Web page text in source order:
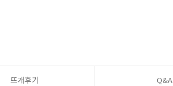
뜨개후기 Q&A